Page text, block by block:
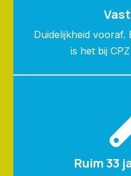
Duidelijkheid vooraf.
is het bij
Ruim 33